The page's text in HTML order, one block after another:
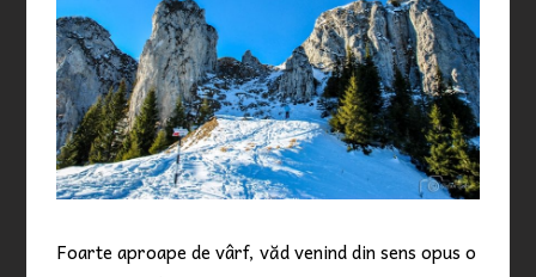
Foarte aproape de vârf, văd venind din sens opus o